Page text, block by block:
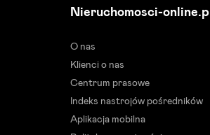
Nieruchomosci-online.pl
O nas
Klienci o nas
Centrum prasowe
Indeks nastrojów pośredników
Aplikacja mobilna